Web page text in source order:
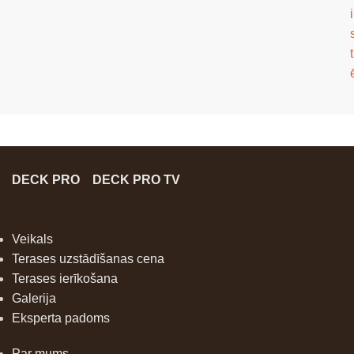
i
t
DECK PRO DECK PRO TV
Veikals
Terases uzstādīšanas cena
Terases ierīkošana
Galerija
Eksperta padoms